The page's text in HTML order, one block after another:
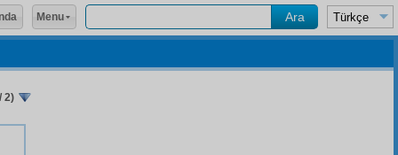
2)
Menu